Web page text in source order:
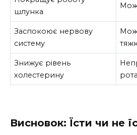
шлунка
Заспокоює нервову
систему
Знижує рівень
холестерину
рота
Висновок: Їсти чи не